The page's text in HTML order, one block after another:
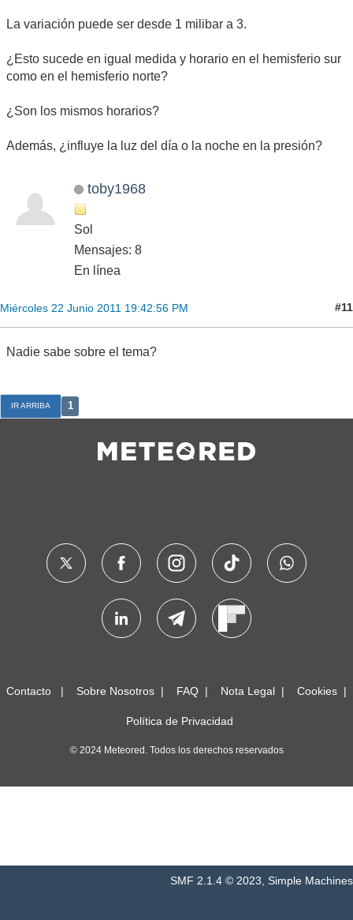
La variación puede ser desde 1 milibar a 3.
¿Esto sucede en igual medida y horario en el hemisferio sur
como en el hemisferio norte?
¿Son los mismos horarios?
Además, ¿influye la luz del día o la noche en la presión?
toby1968
Sol
Mensajes: 8
En línea
Miércoles 22 Junio 2011 19:42:56 PM #11
Nadie sabe sobre el tema?
IR ARRIBA 1
Contacto Sobre Nosotros FAQ Nota Legal Cookies
Política de Privacidad
© 2024 Meteored. Todos los derechos reservados
SMF 2.1.4 © 2023, Simple Machines